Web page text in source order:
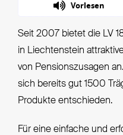
Vorlesen
Seit 2007 bietet die LV
in Liechtenstein
von Pensionszusagen
sich bereits gut 1500
Produkte entschieden.
Für eine einfache und